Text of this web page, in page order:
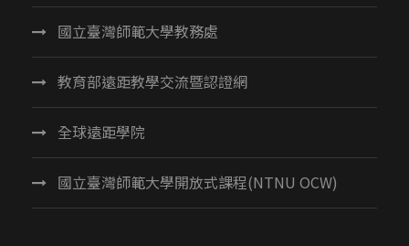
國立臺灣師範大學教務處
教育部遠距教學交流暨認證網
全球遠距學院
國立臺灣師範大學開放式課程(NTNU OCW)